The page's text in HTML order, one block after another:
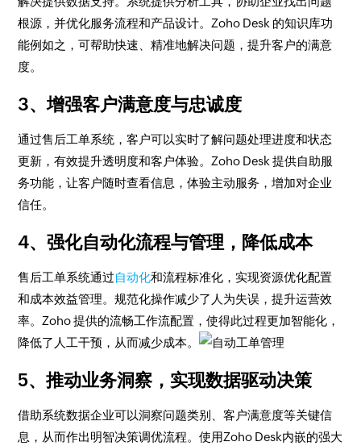
根源，并优化服务流程和产品设计。Zoho Desk 的知识库功
能例如之，可帮助快速、精准地解决问题，提升客户的满意
度。
3、增强客户满意度与忠诚度
通过售后工单系统，客户可以实时了解问题处理进度和状态
更新，有效提升透明度和客户体验。Zoho Desk 提供自助服
务功能，让客户随时查看信息，体验主动服务，增加对企业
信任。
4、强化自动化流程与管理，降低成本
售后工单系统通过自动化和流程标准化，实现资源优化配置
和成本效益管理。规范化操作减少了人为失误，提升运营效
率。Zoho 提供的流畅工作流配置，使得此过程更加智能化，
降低了人工干预，从而减少成本。
5、推动业务洞察，实现数据驱动决策
借助系统数据企业可以洞察问题类别、客户满意度等关键信
息，从而作出明智决策调优流程。使用Zoho Desk内嵌的强大